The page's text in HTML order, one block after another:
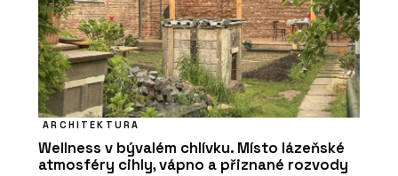
ARCHITEKTURA
Wellness v bývalém chlívku. Místo lázeňské
atmosféry cihly, vápno a přiznané rozvody